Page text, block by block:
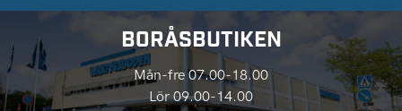
BORÅSBUTIKEN
Mån-fre 07.00-18.00
Lör 09.00-14.00